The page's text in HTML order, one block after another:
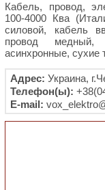
Кабель, провод,
100-4000 Ква
силовой, кабель
провод медный,
асинхронные,
Адрес: Украина,
Телефон(ы):
E-mail: